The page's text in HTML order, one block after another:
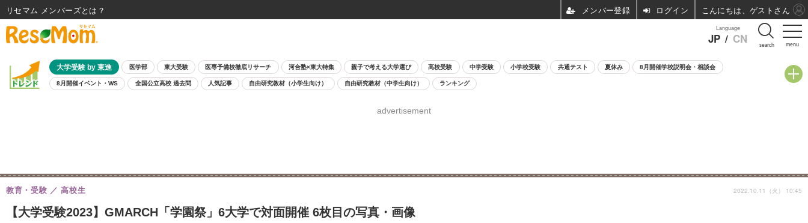
menu
Language
JP / CN search
大学受験 by 東進 医学部 東大受験 医専予備校徹底リサーチ 河合塾×東大特集 親子で考える大学選び 高校受験 中学受験 小学校受験 共通テスト 夏休み 8月開催学校説明会・相談会
8月開催イベント・WS 全国公立高校 過去問 人気記事 自由研究教材（小学生向け） 自由研究教材（中学生向け） ランキング
advertisement
【大学受験2023】GMARCH「学園祭」6大学で対面開催 6枚目の写真・画像
教育・受験 高校生 2022.10.11（火） 10:45
リセマム メンバーズ ログイン こんにちは、ゲストさん